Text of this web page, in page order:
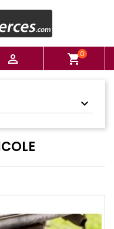
 shopping_cart0